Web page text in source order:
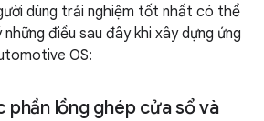
dùng trải nghiệm tốt nhất có thể
điều sau đây khi xây dựng ứng
OS:
phần lồng ghép cửa sổ và